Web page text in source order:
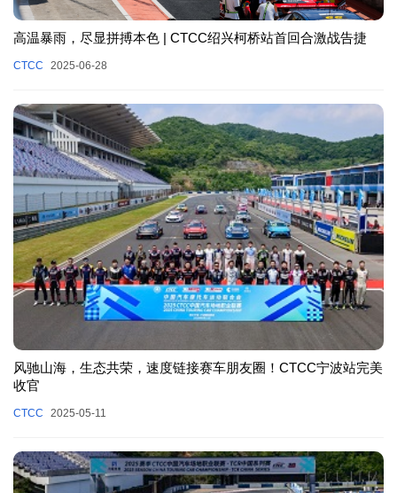
高温暴雨，尽显拼搏本色 | CTCC绍兴柯桥站首回合激战告捷
CTCC 2025-06-28
风驰山海，生态共荣，速度链接赛车朋友圈！CTCC宁波站完美
收官
CTCC 2025-05-11